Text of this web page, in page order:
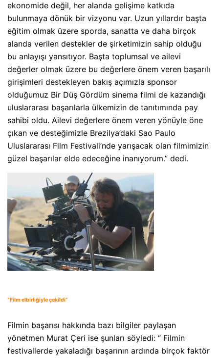
ekonomide değil, her alanda gelişime katkıda
bulunmaya dönük bir vizyonu var. Uzun yıllardır başta
eğitim olmak üzere sporda, sanatta ve daha birçok
alanda verilen destekler de şirketimizin sahip olduğu
bu anlayışı yansıtıyor. Başta toplumsal ve ailevi
değerler olmak üzere bu değerlere önem veren başarılı
girişimleri destekleyen bakış açımızla sponsor
olduğumuz Bir Düş Gördüm sinema filmi de kazandığı
uluslararası başarılarla ülkemizin de tanıtımında pay
sahibi oldu. Ailevi değerlere önem veren yönüyle öne
çıkan ve desteğimizle Brezilya’daki Sao Paulo
Uluslararası Film Festivali’nde yarışacak olan filmimizin
güzel başarılar elde edeceğine inanıyorum.” dedi.
“Film elbirliğiyle çekildi”
Filmin başarısı hakkında bazı bilgiler paylaşan
yönetmen Murat Çeri ise şunları söyledi: “ Filmin
festivallerde yakaladığı başarının ardında birçok faktör